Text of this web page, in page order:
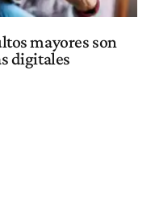
mayores son
digitales